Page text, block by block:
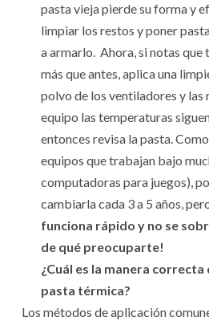
pasta vieja pierde su forma y
limpiar los restos y poner
a armarlo. Ahora, si notas que
más que antes, aplica una
polvo de los ventiladores y
equipo las temperaturas
entonces revisa la pasta.
equipos que trabajan bajo
computadoras para juegos),
cambiarla cada 3 a 5 años,
funciona rápido y no se
de qué preocuparte!
¿Cuál es la manera
pasta térmica?
Los métodos de aplicación